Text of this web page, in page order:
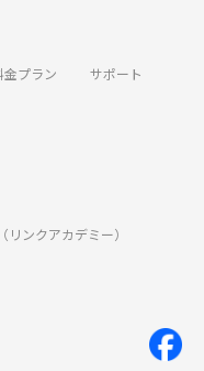
金プラン サポート
リンクアカデミー）